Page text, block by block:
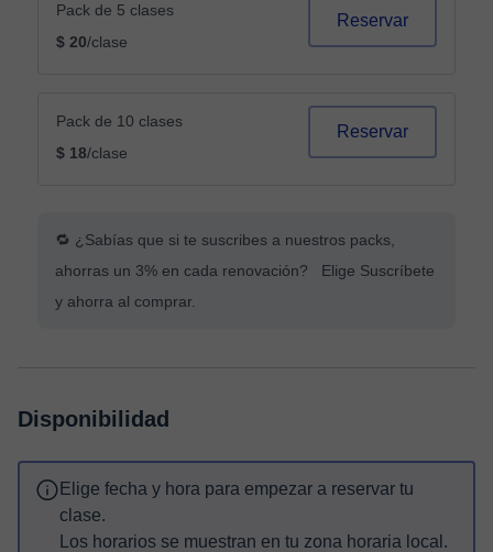
Pack de 5 clases
$ 20/clase
Reservar
Pack de 10 clases
$ 18/clase
Reservar
🔁 ¿Sabías que si te suscribes a nuestros packs,
ahorras un 3% en cada renovación? Elige Suscríbete
y ahorra al comprar.
Disponibilidad
Elige fecha y hora para empezar a reservar tu
clase.
Los horarios se muestran en tu zona horaria local.